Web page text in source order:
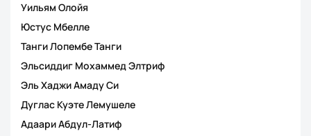
Уильям Олойя
Юстус Мбелле
Танги Лопембе Танги
Эльсиддиг Мохаммед Элтриф
Эль Хаджи Амаду Си
Дуглас Куэте Лемушеле
Адаари Абдул-Латиф